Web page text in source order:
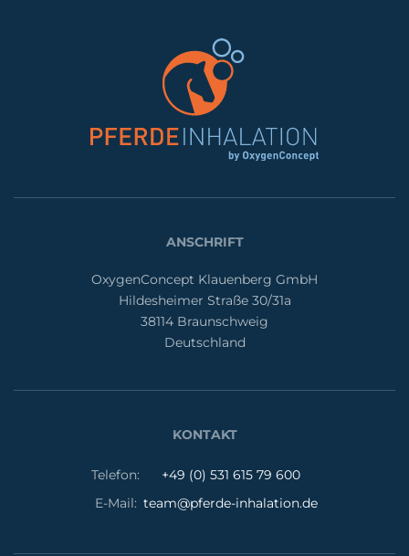
ANSCHRIFT
OxygenConcept Klauenberg GmbH
Hildesheimer Straße 30/31a
38114 Braunschweig
Deutschland
KONTAKT
Telefon:
+49 (0) 531 615 79 600
E-Mail: team@pferde-inhalation.de